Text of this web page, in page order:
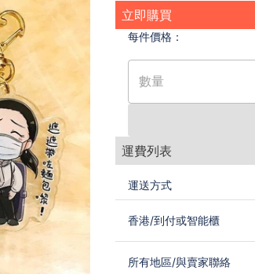
立即購買
每件價格：
數量
運費列表
運送方式
香港/到付或智能櫃
所有地區/與賣家聯絡